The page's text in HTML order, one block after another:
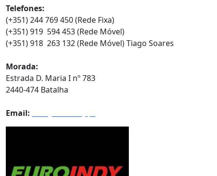
Telefones:
(+351) 244 769 450 (Rede Fixa)
(+351) 919 594 453 (Rede Móvel)
(+351) 918 263 132 (Rede Móvel) Tiago Soares
Morada:
Estrada D. Maria I nº 783
2440-474 Batalha
Email: